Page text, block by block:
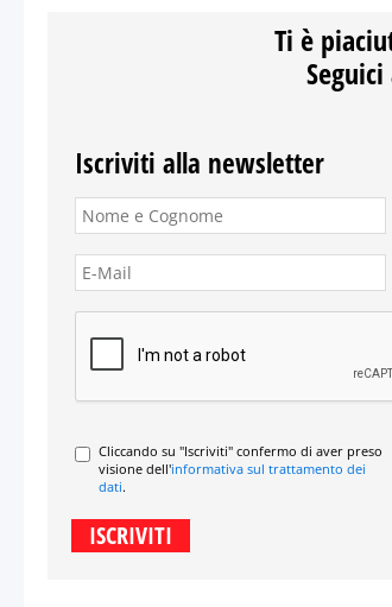
Ti è
Iscriviti alla newsletter
Cliccando su "Iscriviti" confermo di aver preso
visione dell'informativa sul trattamento dei
dati.